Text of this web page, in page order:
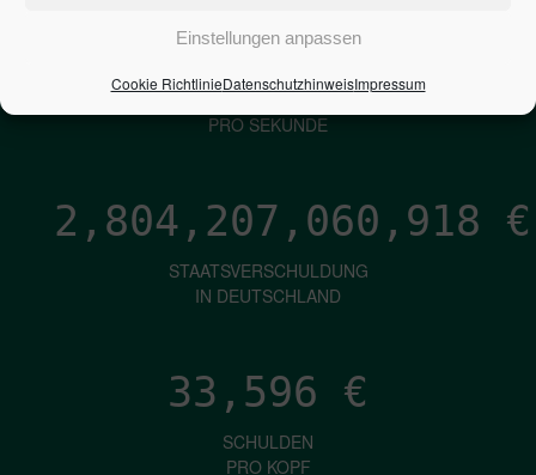
Einstellungen anpassen
Cookie RichtlinieDatenschutzhinweisImpressum
1,601€
ZINSEN
PRO SEKUNDE
2,804,207,062,173 €
STAATSVERSCHULDUNG
IN DEUTSCHLAND
33,596 €
SCHULDEN
PRO KOPF